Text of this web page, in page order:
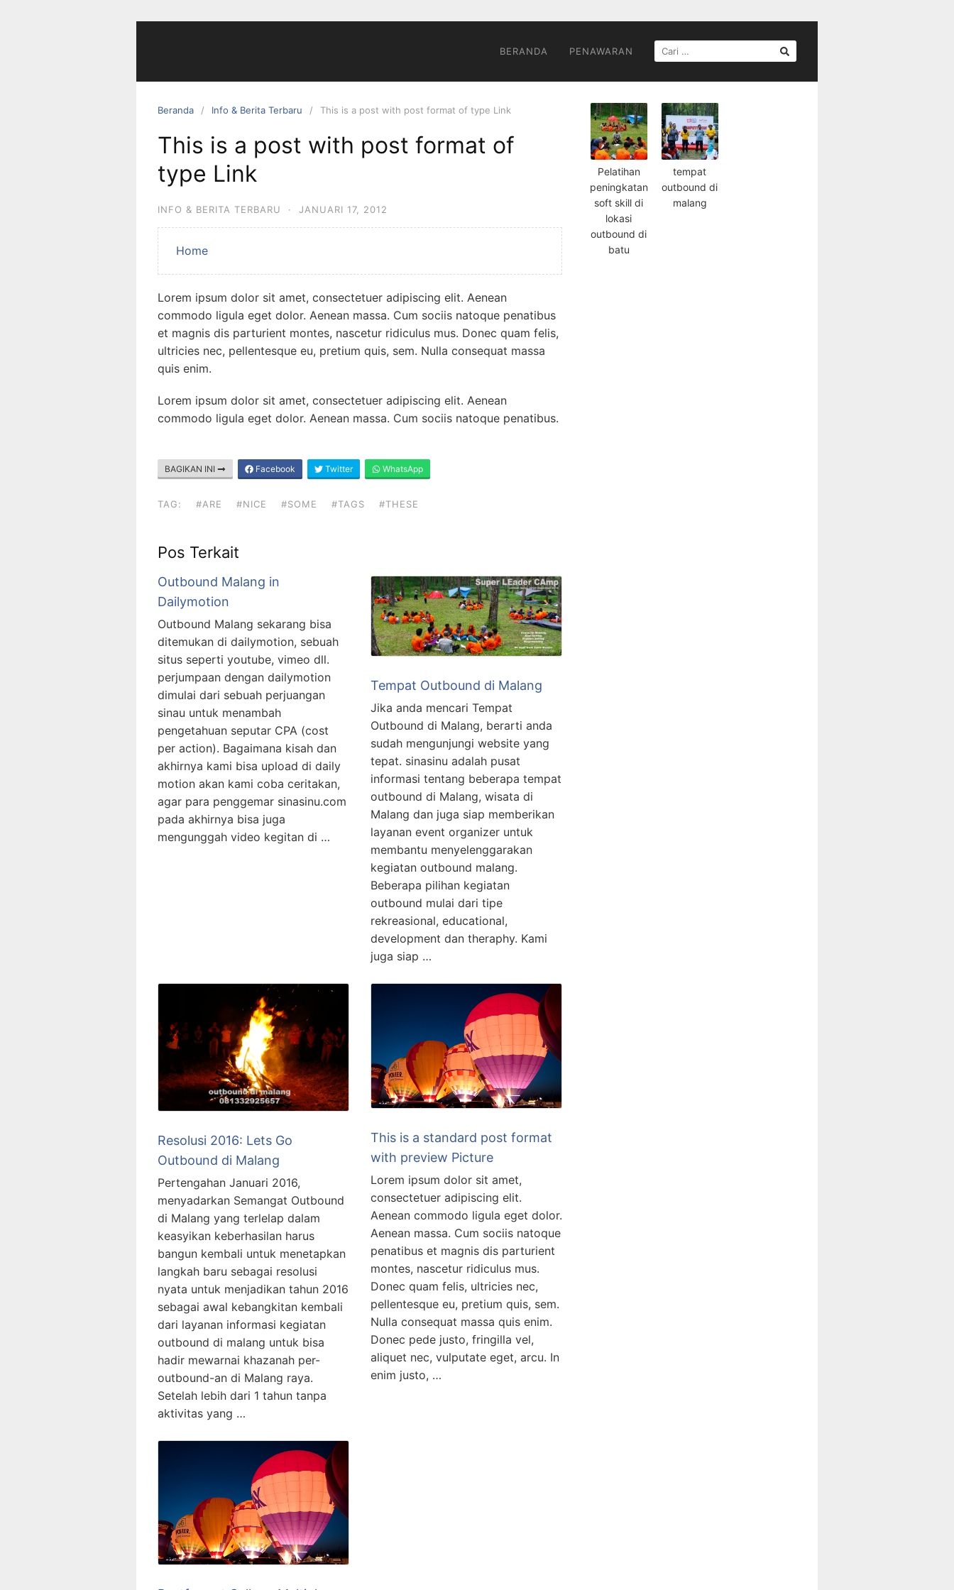
BERANDA PENAWARAN
UNTUK:
Beranda Info & Berita Terbaru This is a post with post format of type Link
This is a post with post format of
type Link
INFO & BERITA TERBARU · JANUARI 17, 2012
Home
Lorem ipsum dolor sit amet, consectetuer adipiscing elit. Aenean
commodo ligula eget dolor. Aenean massa. Cum sociis natoque penatibus
et magnis dis parturient montes, nascetur ridiculus mus. Donec quam felis,
ultricies nec, pellentesque eu, pretium quis, sem. Nulla consequat massa
quis enim.
Lorem ipsum dolor sit amet, consectetuer adipiscing elit. Aenean
commodo ligula eget dolor. Aenean massa. Cum sociis natoque penatibus.
BAGIKAN INI Facebook Twitter WhatsApp
TAG: #ARE #NICE #SOME #TAGS #THESE
Pos Terkait
Outbound Malang in
Dailymotion
Outbound Malang sekarang bisa
ditemukan di dailymotion, sebuah
situs seperti youtube, vimeo dll.
perjumpaan dengan dailymotion
dimulai dari sebuah perjuangan
sinau untuk menambah
pengetahuan seputar CPA (cost
per action). Bagaimana kisah dan
akhirnya kami bisa upload di daily
motion akan kami coba ceritakan,
agar para penggemar sinasinu.com
pada akhirnya bisa juga
mengunggah video kegitan di …
Tempat Outbound di Malang
Jika anda mencari Tempat
Outbound di Malang, berarti anda
sudah mengunjungi website yang
tepat. sinasinu adalah pusat
informasi tentang beberapa tempat
outbound di Malang, wisata di
Malang dan juga siap memberikan
layanan event organizer untuk
membantu menyelenggarakan
kegiatan outbound malang.
Beberapa pilihan kegiatan
outbound mulai dari tipe
rekreasional, educational,
development dan theraphy. Kami
juga siap …
Resolusi 2016: Lets Go
Outbound di Malang
Pertengahan Januari 2016,
menyadarkan Semangat Outbound
di Malang yang terlelap dalam
keasyikan keberhasilan harus
bangun kembali untuk menetapkan
langkah baru sebagai resolusi
nyata untuk menjadikan tahun 2016
sebagai awal kebangkitan kembali
dari layanan informasi kegiatan
outbound di malang untuk bisa
hadir mewarnai khazanah per-
outbound-an di Malang raya.
Setelah lebih dari 1 tahun tanpa
aktivitas yang …
This is a standard post format
with preview Picture
Lorem ipsum dolor sit amet,
consectetuer adipiscing elit.
Aenean commodo ligula eget dolor.
Aenean massa. Cum sociis natoque
penatibus et magnis dis parturient
montes, nascetur ridiculus mus.
Donec quam felis, ultricies nec,
pellentesque eu, pretium quis, sem.
Nulla consequat massa quis enim.
Donec pede justo, fringilla vel,
aliquet nec, vulputate eget, arcu. In
enim justo, …
Pelatihan
peningkatan
soft skill di
lokasi
outbound di
batu
tempat
outbound di
malang